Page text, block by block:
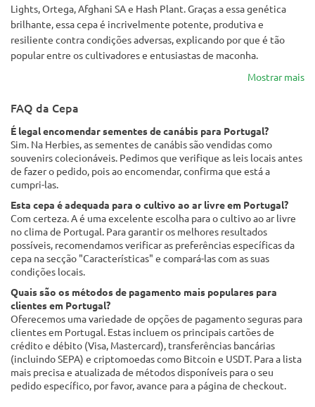
Lights, Ortega, Afghani SA e Hash Plant. Graças a essa genética
brilhante, essa cepa é incrivelmente potente, produtiva e
resiliente contra condições adversas, explicando por que é tão
popular entre os cultivadores e entusiastas de maconha.
Mostrar mais
FAQ da Cepa
É legal encomendar sementes de canábis para Portugal?
Sim. Na Herbies, as sementes de canábis são vendidas como
souvenirs colecionáveis. Pedimos que verifique as leis locais antes
de fazer o pedido, pois ao encomendar, confirma que está a
cumpri-las.
Esta cepa é adequada para o cultivo ao ar livre em Portugal?
Com certeza. A é uma excelente escolha para o cultivo ao ar livre
no clima de Portugal. Para garantir os melhores resultados
possíveis, recomendamos verificar as preferências específicas da
cepa na secção "Características" e compará-las com as suas
condições locais.
Quais são os métodos de pagamento mais populares para
clientes em Portugal?
Oferecemos uma variedade de opções de pagamento seguras para
clientes em Portugal. Estas incluem os principais cartões de
crédito e débito (Visa, Mastercard), transferências bancárias
(incluindo SEPA) e criptomoedas como Bitcoin e USDT. Para a lista
mais precisa e atualizada de métodos disponíveis para o seu
pedido específico, por favor, avance para a página de checkout.